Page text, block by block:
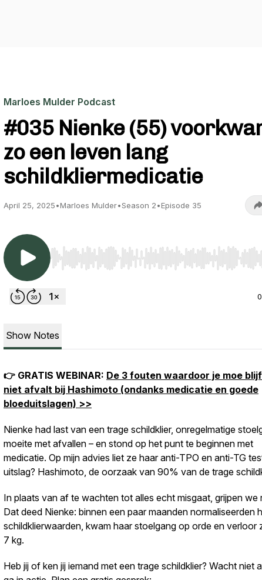
Marloes Mulder Podcast
#035 Nienke (55)
zo een leven lang
schildkliermedicatie
April 25, 2025•Marloes Mulder•Season 2•Episode 35
Use Left/Right to seek, Home/End to jump to
Show Notes
👉 GRATIS WEBINAR: De 3 fouten waardoor je moe
niet afvalt bij Hashimoto (ondanks medicatie en goede
bloeduitslagen) >>
Nienke had last van een trage schildklier, onregelmatige
moeite met afvallen – en stond op het punt te beginnen met
medicatie. Op mijn advies liet ze haar anti-TPO en anti-TG
uitslag? Hashimoto, de oorzaak van 90% van de trage
In plaats van af te wachten tot alles echt misgaat, grijpen we
Dat deed Nienke: binnen een paar maanden normaliseerden
schildklierwaarden, kwam haar stoelgang op orde en verloor
7 kg.
Heb jij of ken jij iemand met een trage schildklier? Wacht niet